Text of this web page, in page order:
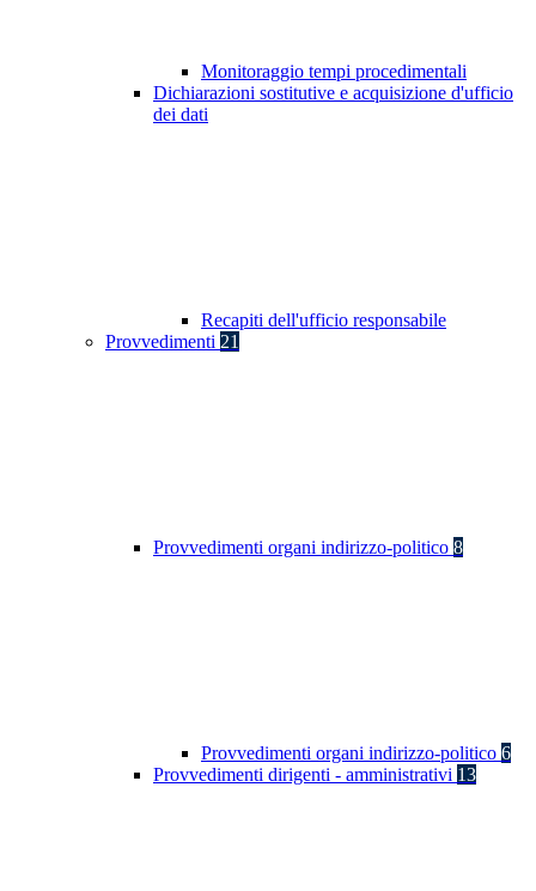
Monitoraggio tempi procedimentali
Dichiarazioni sostitutive e acquisizione d'ufficio
dei dati
Recapiti dell'ufficio responsabile
Provvedimenti 21
Provvedimenti organi indirizzo-politico 8
Provvedimenti organi indirizzo-politico 6
Provvedimenti dirigenti - amministrativi 13